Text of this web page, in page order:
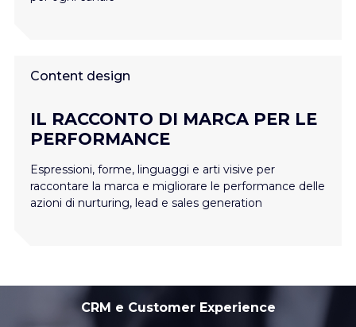
Content design
IL RACCONTO DI MARCA PER LE
PERFORMANCE
Espressioni, forme, linguaggi e arti visive per
raccontare la marca e migliorare le performance delle
azioni di nurturing, lead e sales generation
CRM e Customer Experience